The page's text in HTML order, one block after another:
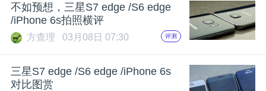
不如预想，三星S7 edge /S6 edge
/iPhone 6s拍照横评
方查理 03月08日 07:30 评测
三星S7 edge /S6 edge /iPhone 6s
对比图赏